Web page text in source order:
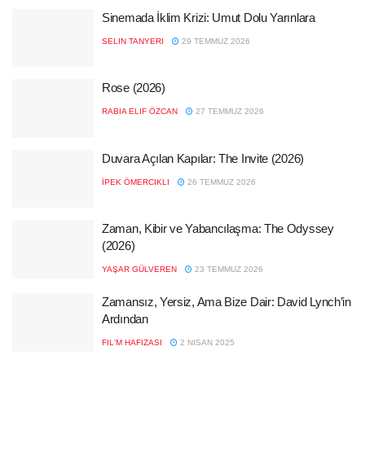
Sinemada İklim Krizi: Umut Dolu Yarınlara
SELIN TANYERI 29 TEMMUZ 2026
Rose (2026)
RABIA ELIF ÖZCAN 27 TEMMUZ 2026
Duvara Açılan Kapılar: The Invite (2026)
İPEK ÖMERCIKLI 26 TEMMUZ 2026
Zaman, Kibir ve Yabancılaşma: The Odyssey
(2026)
YAŞAR GÜLVEREN 23 TEMMUZ 2026
Zamansız, Yersiz, Ama Bize Dair: David Lynch’in
Ardından
FIL'M HAFIZASI 2 NISAN 2025